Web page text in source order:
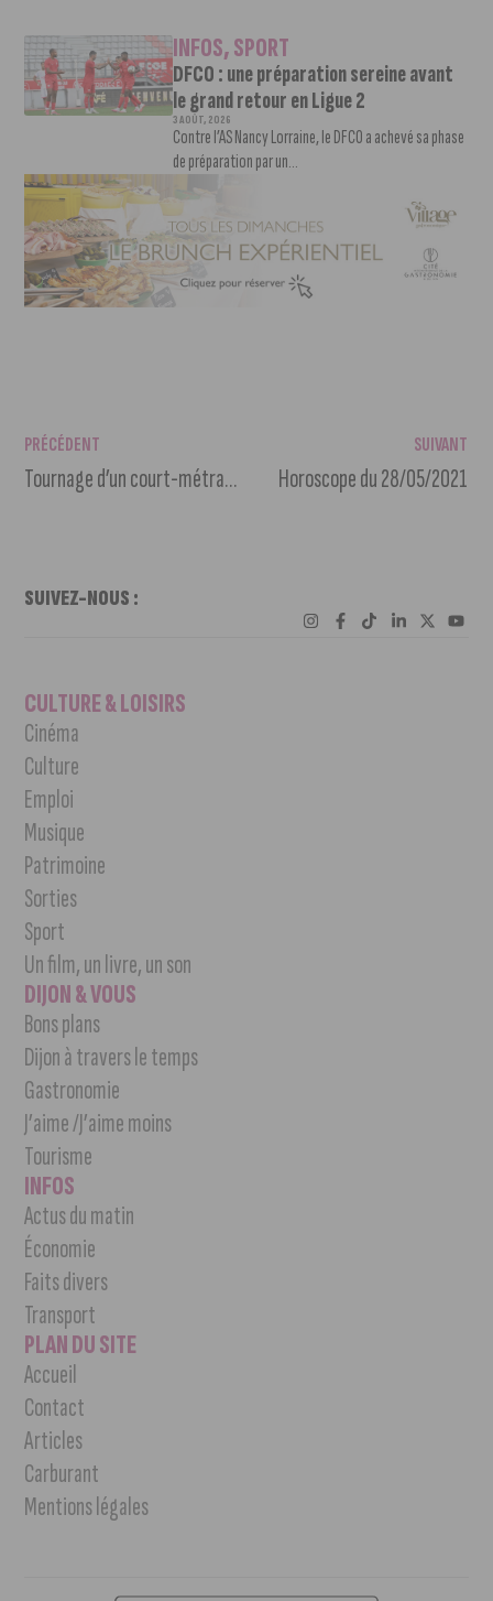
INFOS,SPORT
DFCO : une préparation sereine avant
le grand retour en Ligue 2
3 AOÛT, 2026
Contre l’AS Nancy Lorraine, le DFCO a achevé sa phase
de préparation par un...
PRÉCÉDENT
Tournage d’un court-métrage à Dijon : on recherche des figurants !
SUIVANT
Horoscope du 28/05/2021
SUIVEZ-NOUS :
CULTURE & LOISIRS
Cinéma
Culture
Emploi
Musique
Patrimoine
Sorties
Sport
Un film, un livre, un son
DIJON & VOUS
Bons plans
Dijon à travers le temps
Gastronomie
J’aime /J’aime moins
Tourisme
INFOS
Actus du matin
Économie
Faits divers
Transport
PLAN DU SITE
Accueil
Contact
Articles
Carburant
Mentions légales